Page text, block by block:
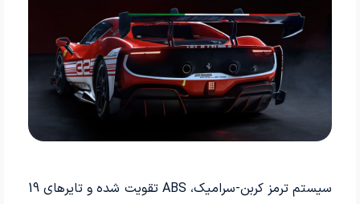
سیستم ترمز کربن-سرامیک، ABS تقویت شده و تایرهای 19